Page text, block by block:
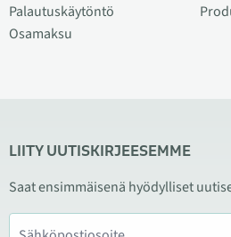
Palautuskäytöntö
Osamaksu
LIITY UUTISKIRJEESEMME
Saat ensimmäisenä hyödylliset